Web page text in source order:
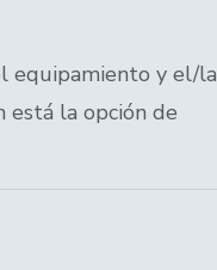
equipamiento y el/la
está la opción de